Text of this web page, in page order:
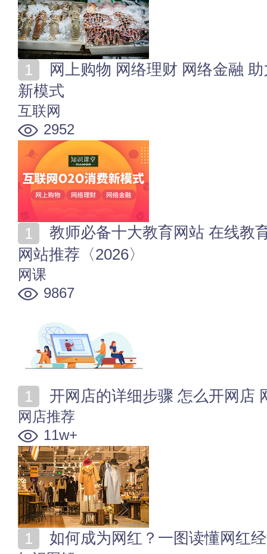
新模式
互联网
2952
网站推荐〈2026〉
网课
9867
开网店的详细步骤 怎么开网店
网店推荐
11w+
如何成为网红？一图读懂网红